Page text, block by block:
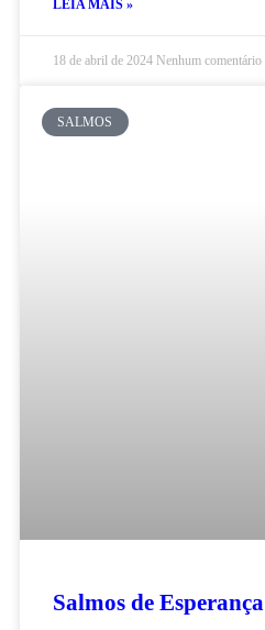
LEIA MAIS »
18 de abril de 2024 Nenhum comentário
SALMOS
Salmos de Esperança